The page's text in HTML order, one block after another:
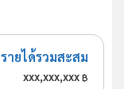
รายได้รวมสะสม
xxx,xxx,xxx฿